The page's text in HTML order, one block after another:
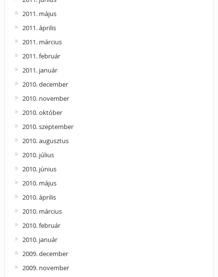
2011. május
2011. április
2011. március
2011. február
2011. január
2010. december
2010. november
2010. október
2010. szeptember
2010. augusztus
2010. július
2010. június
2010. május
2010. április
2010. március
2010. február
2010. január
2009. december
2009. november